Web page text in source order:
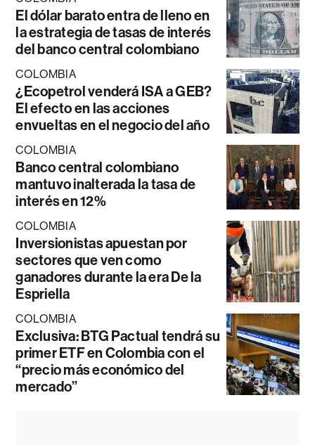
El dólar barato entra de lleno en
la estrategia de tasas de interés
del banco central colombiano
COLOMBIA
¿Ecopetrol venderá ISA a GEB?
El efecto en las acciones
envueltas en el negocio del año
COLOMBIA
Banco central colombiano
mantuvo inalterada la tasa de
interés en 12%
COLOMBIA
Inversionistas apuestan por
sectores que ven como
ganadores durante la era De la
Espriella
COLOMBIA
Exclusiva: BTG Pactual tendrá su
primer ETF en Colombia con el
“precio más económico del
mercado”